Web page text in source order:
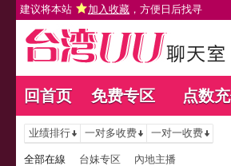
建议将本站 加入收藏 ，方便日后找寻
回首页 免费专区 点数
业绩排行 一对多收费 一对一收费
全部在線 台妹专区 內地主播